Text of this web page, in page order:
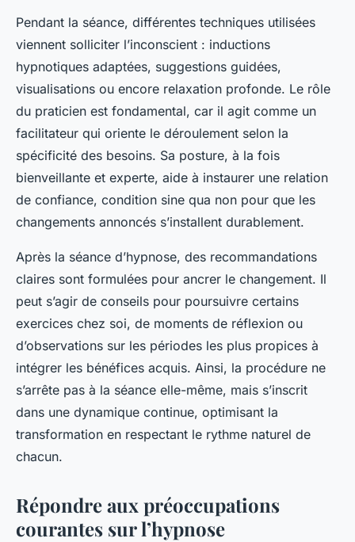
Pendant la séance, différentes techniques utilisées
viennent solliciter l’inconscient : inductions
hypnotiques adaptées, suggestions guidées,
visualisations ou encore relaxation profonde. Le rôle
du praticien est fondamental, car il agit comme un
facilitateur qui oriente le déroulement selon la
spécificité des besoins. Sa posture, à la fois
bienveillante et experte, aide à instaurer une relation
de confiance, condition sine qua non pour que les
changements annoncés s’installent durablement.
Après la séance d’hypnose, des recommandations
claires sont formulées pour ancrer le changement. Il
peut s’agir de conseils pour poursuivre certains
exercices chez soi, de moments de réflexion ou
d’observations sur les périodes les plus propices à
intégrer les bénéfices acquis. Ainsi, la procédure ne
s’arrête pas à la séance elle-même, mais s’inscrit
dans une dynamique continue, optimisant la
transformation en respectant le rythme naturel de
chacun.
Répondre aux préoccupations
courantes sur l’hypnose